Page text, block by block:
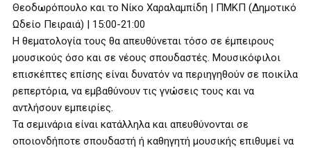
Θεοδωρόπουλο και το Νίκο Χαραλαμπίδη | ΠΜΚΠ (Δημοτικό
Ωδείο Πειραιά) | 15:00-21:00
Η θεματολογία τους θα απευθύνεται τόσο σε έμπειρους
μουσικούς όσο και σε νέους σπουδαστές. Μουσικόφιλοι
επισκέπτες επίσης είναι δυνατόν να περιηγηθούν σε ποικίλα
ρεπερτόρια, να εμβαθύνουν τις γνώσεις τους και να
αντλήσουν εμπειρίες.
Τα σεμινάρια είναι κατάλληλα και απευθύνονται σε
οποιονδήποτε σπουδαστή ή καθηγητή μουσικής επιθυμεί να